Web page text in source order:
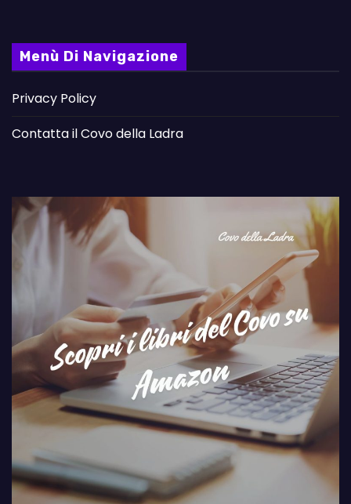
Menù Di Navigazione
Privacy Policy
Contatta il Covo della Ladra